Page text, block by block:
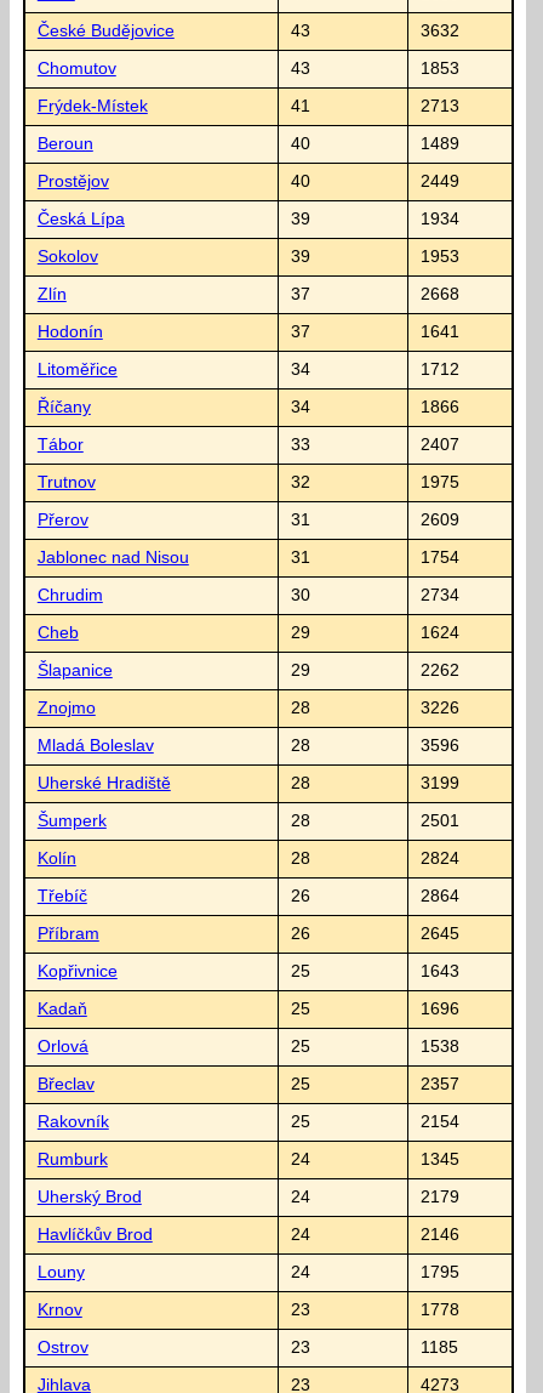
České Budějovice 43 3632
Chomutov 43 1853
Frýdek-Místek 41 2713
Beroun 40 1489
Prostějov 40 2449
Česká Lípa 39 1934
Sokolov 39 1953
Zlín 37 2668
Hodonín 37 1641
Litoměřice 34 1712
Říčany 34 1866
Tábor 33 2407
Trutnov 32 1975
Přerov 31 2609
Jablonec nad Nisou 31 1754
Chrudim 30 2734
Cheb 29 1624
Šlapanice 29 2262
Znojmo 28 3226
Mladá Boleslav 28 3596
Uherské Hradiště 28 3199
Šumperk 28 2501
Kolín 28 2824
Třebíč 26 2864
Příbram 26 2645
Kopřivnice 25 1643
Kadaň 25 1696
Orlová 25 1538
Břeclav 25 2357
Rakovník 25 2154
Rumburk 24 1345
Uherský Brod 24 2179
Havlíčkův Brod 24 2146
Louny 24 1795
Krnov 23 1778
Ostrov 23 1185
Jihlava 23 4273